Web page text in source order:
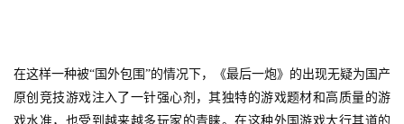
在这样一种被“国外包围”的情况下，《最后一炮》的出现无疑为国产
原创竞技游戏注入了一针强心剂，其独特的游戏题材和高质量的游
戏水准，也受到越来越多玩家的青睐。在这种外国游戏大行其道的